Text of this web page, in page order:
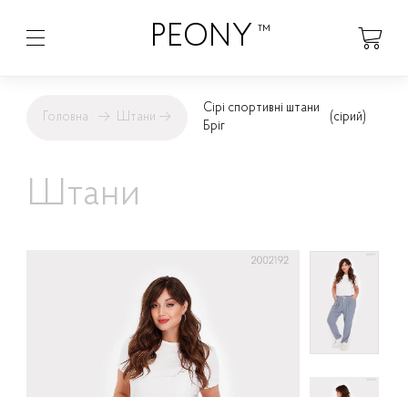
PEONY ™
Головна → Штани →
Сірі спортивні штани
Бріг
(сірий)
Штани